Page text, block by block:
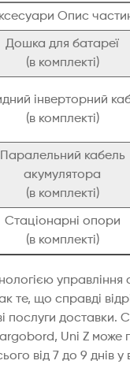
Опис
Дошка для батареї
(в комплекті)
інверторний
(в комплекті)
Паралельний кабель
акумулятора
(в комплекті)
Стаціонарні опори
(в комплекті)
те, що справді
послуги
Uni Z
від 7 до 9